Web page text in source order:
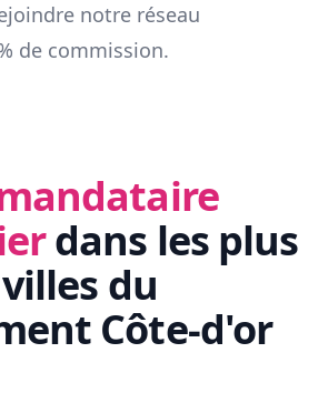
notre réseau
de commission.
dans les plus
du
Côte-d'or